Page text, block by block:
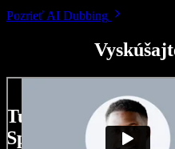
Pozrieť AI Dubbing
Tu je malá ukážka
Speechify Studio.